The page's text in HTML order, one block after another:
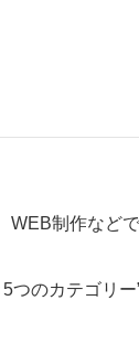
制作など
のカテゴリ